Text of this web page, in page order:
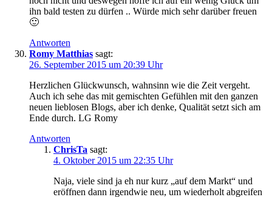
ihn bald testen zu dürfen .. Würde mich sehr darüber freuen
🙂
Antworten
Romy Matthias sagt:
26. September 2015 um 20:39 Uhr
Herzlichen Glückwunsch, wahnsinn wie die Zeit vergeht.
Auch ich sehe das mit gemischten Gefühlen mit den ganzen
neuen lieblosen Blogs, aber ich denke, Qualität setzt sich am
Ende durch. LG Romy
Antworten
ChrisTa sagt:
4. Oktober 2015 um 22:35 Uhr
Naja, viele sind ja eh nur kurz „auf dem Markt“ und
eröffnen dann irgendwie neu, um wiederholt abgreifen